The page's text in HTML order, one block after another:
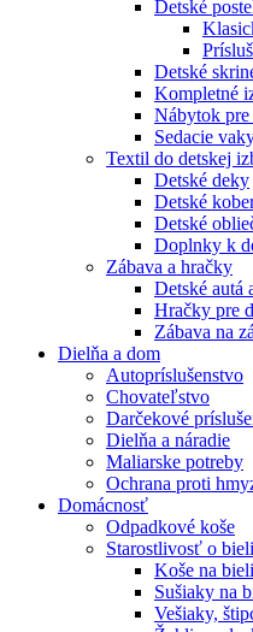
Detské
Detské
Kompletné
Nábytok pre
Sedacie
Textil do detskej
Detské deky
Detské
Detské
Doplnky k
Zábava a hračky
Detské autá
Hračky pre
Zábava na
Dielňa a dom
Autopríslušenstvo
Chovateľstvo
Darčekové
Dielňa a náradie
Maliarske potreby
Ochrana proti
Domácnosť
Odpadkové koše
Starostlivosť o
Koše na
Sušiaky na
Vešiaky,